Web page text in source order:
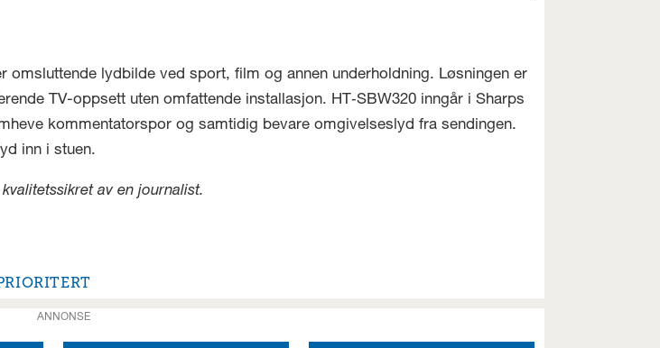
lydbilde ved sport, film og annen underholdning. Løsningen er
TV-oppsett uten omfattende installasjon. HT‑SBW320 inngår i Sharps
kommentatorspor og samtidig bevare omgivelseslyd fra sendingen.
inn i stuen.
av en journalist.
ANNONSE